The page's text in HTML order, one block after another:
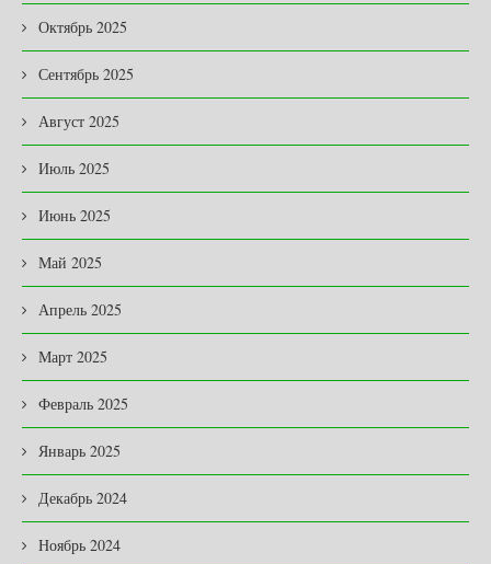
Октябрь 2025
Сентябрь 2025
Август 2025
Июль 2025
Июнь 2025
Май 2025
Апрель 2025
Март 2025
Февраль 2025
Январь 2025
Декабрь 2024
Ноябрь 2024